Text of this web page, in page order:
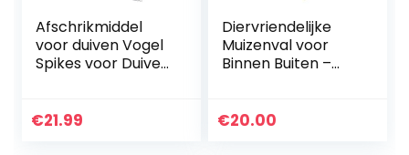
Afschrikmiddel
voor duiven Vogel
Spikes voor Duiven
Spikes Roestvrij
€21.99
Diervriendelijke
Muizenval voor
Binnen Buiten –
Levend vangen en
€20.00